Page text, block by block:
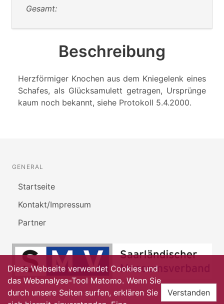
Gesamt:
Beschreibung
Herzförmiger Knochen aus dem Kniegelenk eines
Schafes, als Glücksamulett getragen, Ursprünge
kaum noch bekannt, siehe Protokoll 5.4.2000.
GENERAL
Startseite
Kontakt/Impressum
Partner
Diese Webseite verwendet Cookies und
das Webanalyse-Tool Matomo. Wenn Sie
durch unsere Seiten surfen, erklären Sie
Verstanden